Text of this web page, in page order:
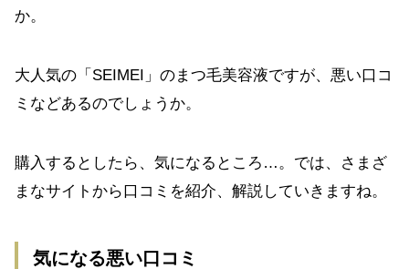
か。
大人気の「SEIMEI」のまつ毛美容液ですが、悪い口コ
ミなどあるのでしょうか。
購入するとしたら、気になるところ…。では、さまざ
まなサイトから口コミを紹介、解説していきますね。
気になる悪い口コミ